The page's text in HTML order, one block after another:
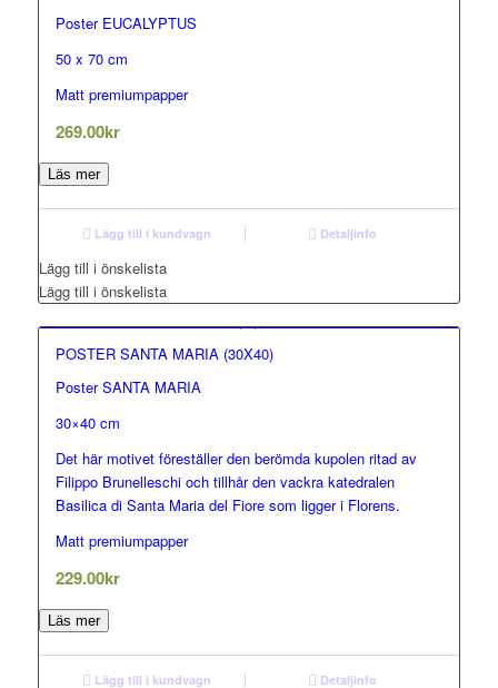
Poster EUCALYPTUS
50 x 70 cm
Matt premiumpapper
269.00kr
Läs mer
Lägg till i kundvagn Detaljinfo
Lägg till i önskelista
Lägg till i önskelista
POSTER SANTA MARIA (30X40)
Poster SANTA MARIA
30×40 cm
Det här motivet föreställer den berömda kupolen ritad av
Filippo Brunelleschi och tillhår den vackra katedralen
Basilica di Santa Maria del Fiore som ligger i Florens.
Matt premiumpapper
229.00kr
Läs mer
Lägg till i kundvagn Detaljinfo